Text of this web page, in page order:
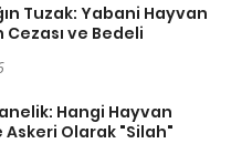
Tuzak: Yabani Hayvan
ve Bedeli
Hangi Hayvan
Askeri Olarak "Silah"